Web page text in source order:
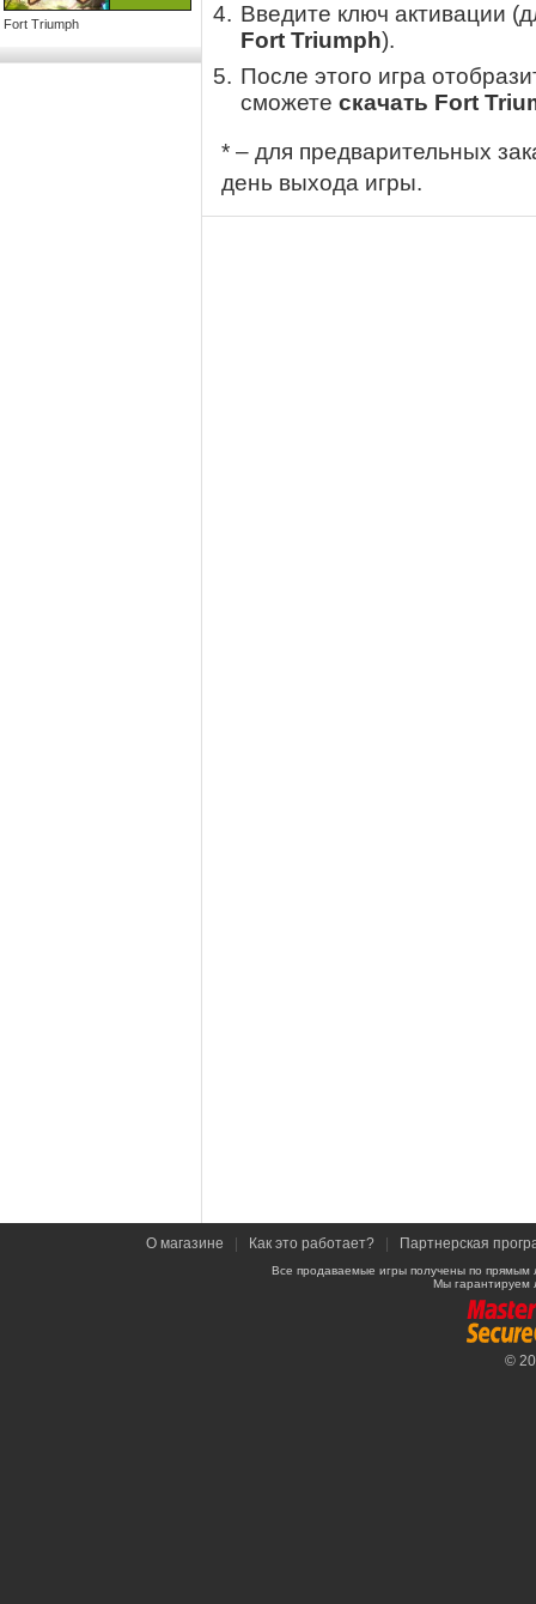
Fort Triumph
Введите ключ активации
Fort Triumph).
После этого игра
сможете скачать Fort
* – для предварительных
день выхода игры.
О магазине Как это работает? Партнерская
Все продаваемые игры получены по
Мы гарантируем
©